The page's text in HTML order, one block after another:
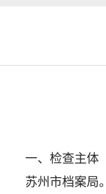
一、检查主体
苏州市档案局。